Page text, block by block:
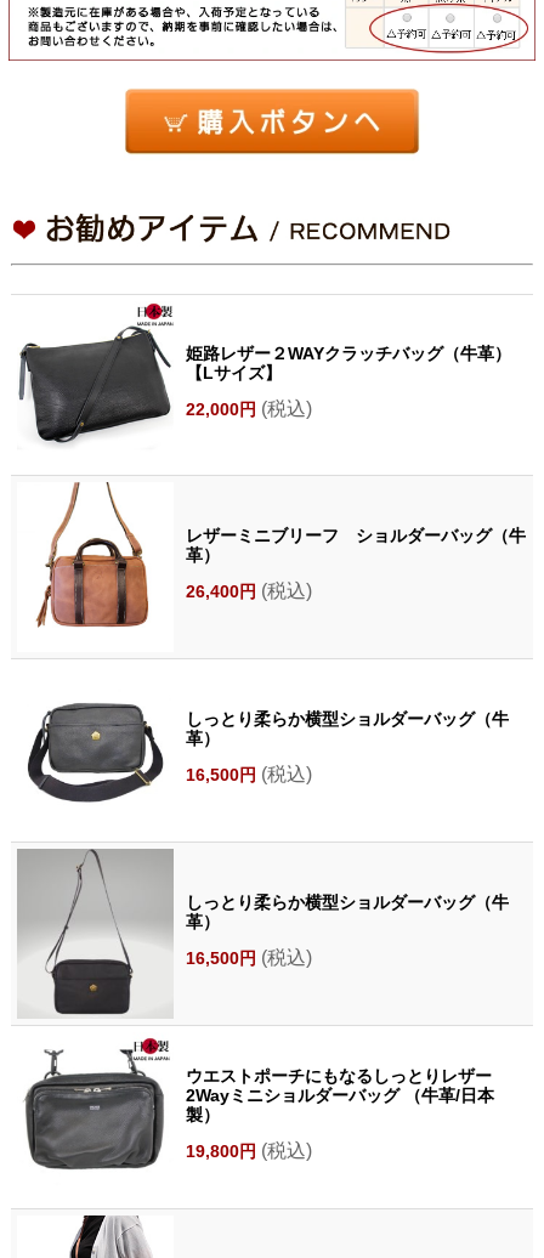
姫路レザー２WAYクラッチバッグ（牛革）
【Lサイズ】
22,000円 (税込)
レザーミニブリーフ ショルダーバッグ（牛
革）
26,400円 (税込)
しっとり柔らか横型ショルダーバッグ（牛
革）
16,500円 (税込)
しっとり柔らか横型ショルダーバッグ（牛
革）
16,500円 (税込)
ウエストポーチにもなるしっとりレザー
2Wayミニショルダーバッグ （牛革/日本
製）
19,800円 (税込)